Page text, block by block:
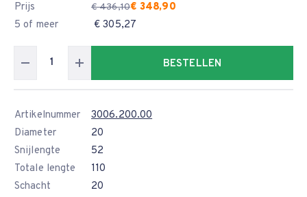
Prijs € 436,10€ 348,90
5 of meer
€ 305,27
BESTELLEN
Artikelnummer
3006.200.00
Diameter
20
Snijlengte
52
Totale lengte
110
Schacht
20